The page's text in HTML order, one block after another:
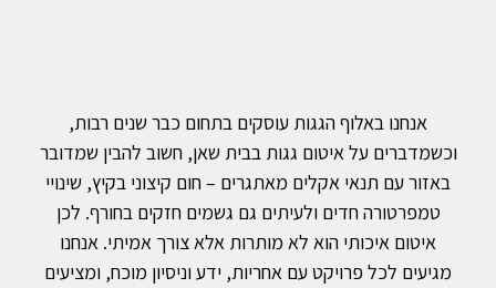
אנחנו באלוף הגגות עוסקים בתחום כבר שנים רבות,
וכשמדברים על איטום גגות בבית שאן, חשוב להבין שמדובר
באזור עם תנאי אקלים מאתגרים – חום קיצוני בקיץ, שינויי
טמפרטורה חדים ולעיתים גם גשמים חזקים בחורף. לכן
איטום איכותי הוא לא מותרות אלא צורך אמיתי. אנחנו
מגיעים לכל פרויקט עם אחריות, ידע וניסיון מוכח, ומציעים